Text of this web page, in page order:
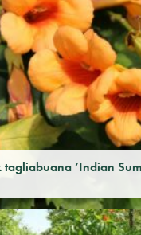
tagliabuana ‘Indian